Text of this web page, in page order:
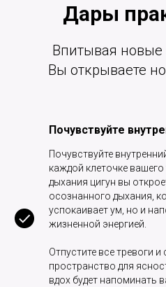
Дары
Впитывая новые
Вы открываете
Почувствуйте
Почувствуйте
каждой клеточке
дыхания цигун вы
осознанного дыхания,
успокаивает ум, но и
жизненной энергией.
Отпустите все тревоги
пространство для
вдох будет напоминать